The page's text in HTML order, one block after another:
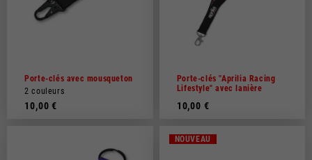
Porte-clés avec mousqueton
2 couleurs
10,00 €
Porte-clés "Aprilia Racing
Lifestyle" avec lanière
10,00 €
NOUVEAU